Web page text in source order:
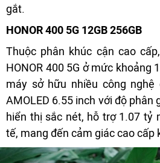
gắt.
HONOR 400 5G 12GB 256GB
Thuộc phân khúc cận cao
HONOR 400 5G ở mức khoảng
máy sở hữu nhiều công nghệ
AMOLED 6.55 inch với độ phân
hiển thị sắc nét, hỗ trợ 1.07 tỷ
tế, mang đến cảm giác cao cấp